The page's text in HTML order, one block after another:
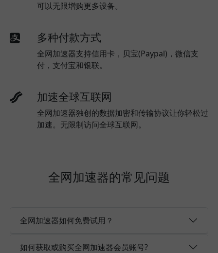
可以无限增购更多设备。
多种付款方式
全网加速器支持信用卡，贝宝(Paypal)，微信支
付，支付宝和银联。
加速全球互联网
全网加速器独创的数据加密和传输协议让你轻松过
加速。无限制访问全球互联网。
全网加速器的常见问题
全网加速器如何免费试用？
如何获取或购买全网加速器会员账号?